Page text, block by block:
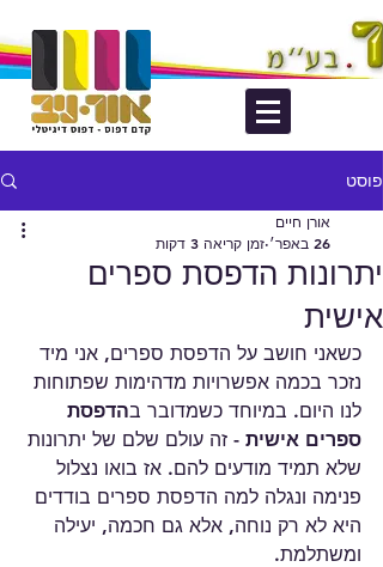
פוסט
יתרונות הדפסת ספרים
אישית
אורן חיים
26 באפר׳
זמן קריאה 3 דקות
כשאני חושב על הדפסת ספרים, אני מיד
נזכר בכמה אפשרויות מדהימות שפתוחות
לנו היום. במיוחד כשמדובר בהדפסת
ספרים אישית - זה עולם שלם של יתרונות
שלא תמיד מודעים להם. אז בואו נצלול
פנימה ונגלה למה הדפסת ספרים בודדים
היא לא רק נוחה, אלא גם חכמה, יעילה
ומשתלמת.